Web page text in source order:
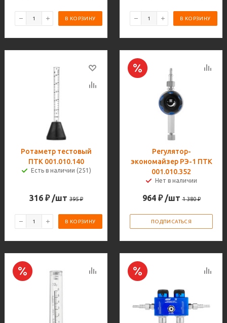
В КОРЗИНУ В КОРЗИНУ
Ротаметр тестовый
ПТК 001.010.140
Есть в наличии (251)
316 ₽ /шт 395₽
В КОРЗИНУ
Регулятор-
экономайзер РЭ-1 ПТК
001.010.352
Нет в наличии
964₽ /шт 1 380₽
ПОДПИСАТЬСЯ